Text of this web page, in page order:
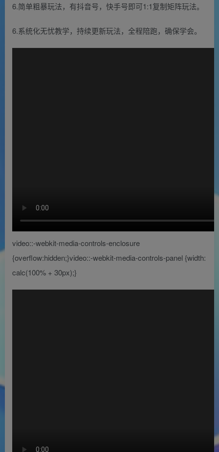
6.简单粗暴玩法，有抖音号，快手号即可1:1复制矩阵玩法。
6.系统化无忧教学，持续更新玩法，全程陪跑，确保学会。
video::-webkit-media-controls-enclosure
{overflow:hidden;}video::-webkit-media-controls-panel {width:
calc(100% + 30px);}